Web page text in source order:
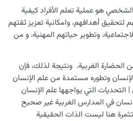
0/8
0/13
الحياة 0/26
0/14
0/15
الشخصي هو عملية تعلم الأفراد كيفية
لتحقيق أهدافهم، وامكانية تعزيز ثقتهم
وتطوير حياتهم المهنية، و من
الغربية. ونتيجة لذلك، فإن
وتطوره مستمدة من علم الإنسان
التحديات التي يواجهها علم الإنسان
في المدارس الغربية غير صحيح
هنا ليست الذات الحقيقية